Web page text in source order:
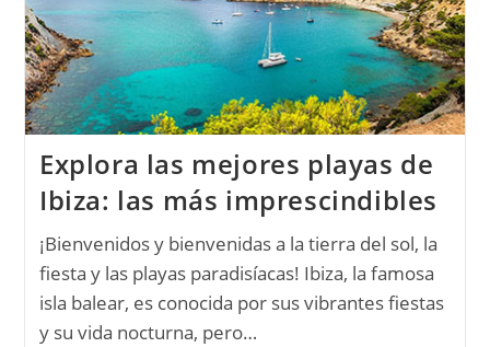
Explora las mejores playas de
Ibiza: las más imprescindibles
¡Bienvenidos y bienvenidas a la tierra del sol, la
fiesta y las playas paradisíacas! Ibiza, la famosa
isla balear, es conocida por sus vibrantes fiestas
y su vida nocturna, pero…